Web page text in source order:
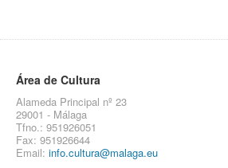
Área de Cultura
Alameda Principal nº 23
29001 - Málaga
Tfno.: 951926051
Fax: 951926644
Email: info.cultura@malaga.eu